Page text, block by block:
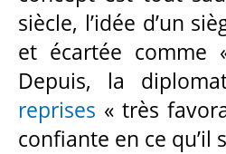
siècle, l’idée d’un
et écartée comme
Depuis, la
reprises « très
confiante en ce qu’il